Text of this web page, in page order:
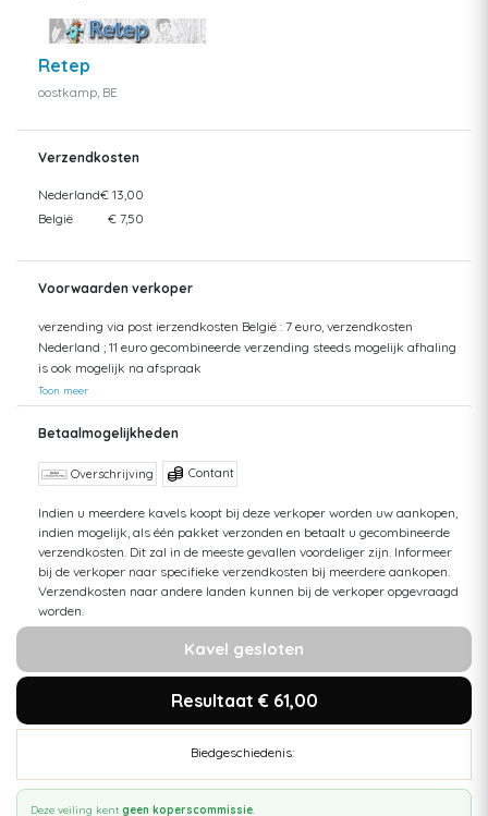
Retep
oostkamp, BE
Verzendkosten
Nederland€ 13,00
België
€ 7,50
Voorwaarden verkoper
verzending via post ierzendkosten België : 7 euro, verzendkosten
Nederland ; 11 euro gecombineerde verzending steeds mogelijk afhaling
is ook mogelijk na afspraak
Toon meer
Betaalmogelijkheden
Overschrijving Contant
Indien u meerdere kavels koopt bij deze verkoper worden uw aankopen,
indien mogelijk, als één pakket verzonden en betaalt u gecombineerde
verzendkosten. Dit zal in de meeste gevallen voordeliger zijn. Informeer
bij de verkoper naar specifieke verzendkosten bij meerdere aankopen.
Verzendkosten naar andere landen kunnen bij de verkoper opgevraagd
worden.
Kavel gesloten
Resultaat € 61,00
Biedgeschiedenis:
Deze veiling kent geen koperscommissie.